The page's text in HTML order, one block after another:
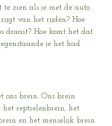
zien als je met de auto
van het rijden? Hoe
draait? Hoe komt het dat
je het had
ons brein. Ons brein
het reptielenbrein, het
en het menselijk brein